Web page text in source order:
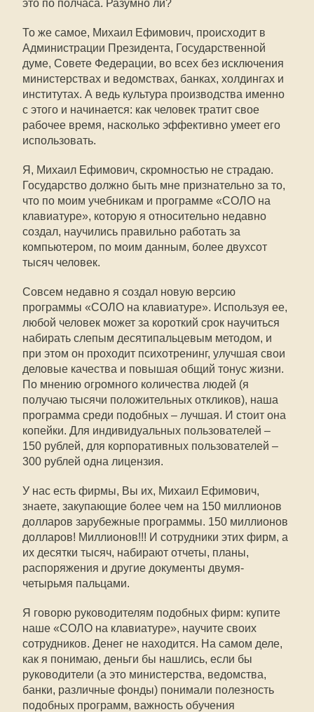
это по полчаса. Разумно ли?
То же самое, Михаил Ефимович, происходит в
Администрации Президента, Государственной
думе, Совете Федерации, во всех без исключения
министерствах и ведомствах, банках, холдингах и
институтах. А ведь культура производства именно
с этого и начинается: как человек тратит свое
рабочее время, насколько эффективно умеет его
использовать.
Я, Михаил Ефимович, скромностью не страдаю.
Государство должно быть мне признательно за то,
что по моим учебникам и программе «СОЛО на
клавиатуре», которую я относительно недавно
создал, научились правильно работать за
компьютером, по моим данным, более двухсот
тысяч человек.
Совсем недавно я создал новую версию
программы «СОЛО на клавиатуре». Используя ее,
любой человек может за короткий срок научиться
набирать слепым десятипальцевым методом, и
при этом он проходит психотренинг, улучшая свои
деловые качества и повышая общий тонус жизни.
По мнению огромного количества людей (я
получаю тысячи положительных откликов), наша
программа среди подобных – лучшая. И стоит она
копейки. Для индивидуальных пользователей –
150 рублей, для корпоративных пользователей –
300 рублей одна лицензия.
У нас есть фирмы, Вы их, Михаил Ефимович,
знаете, закупающие более чем на 150 миллионов
долларов зарубежные программы. 150 миллионов
долларов! Миллионов!!! И сотрудники этих фирм, а
их десятки тысяч, набирают отчеты, планы,
распоряжения и другие документы двумя-
четырьмя пальцами.
Я говорю руководителям подобных фирм: купите
наше «СОЛО на клавиатуре», научите своих
сотрудников. Денег не находится. На самом деле,
как я понимаю, деньги бы нашлись, если бы
руководители (а это министерства, ведомства,
банки, различные фонды) понимали полезность
подобных программ, важность обучения